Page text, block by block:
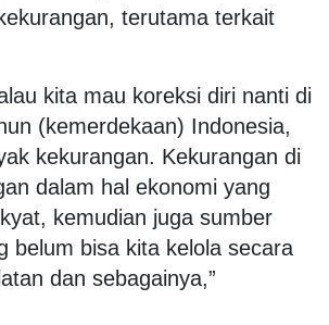
terutama terkait
kita mau koreksi diri nanti di
(kemerdekaan) Indonesia,
kekurangan. Kekurangan di
dalam hal ekonomi yang
kemudian juga sumber
belum bisa kita kelola secara
dan sebagainya,”